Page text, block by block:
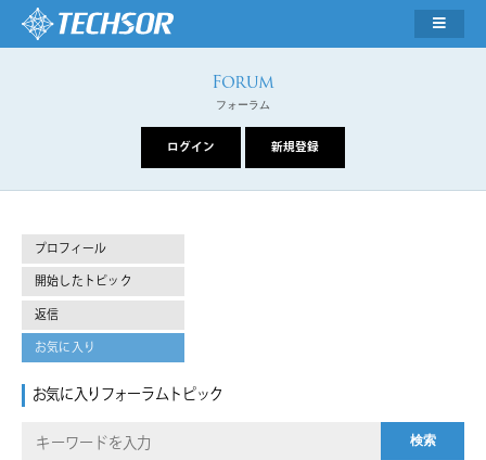
フォーラム
プロフィール
開始したトピック
返信
お気に入り
お気に入りフォーラムトピック